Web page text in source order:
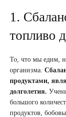
1.
топливо
То, что мы едим,
организма.
продуктами,
долголетия.
большого
продуктов,